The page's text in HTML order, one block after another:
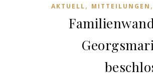
AKTUELL, MITTEILUNGEN ,